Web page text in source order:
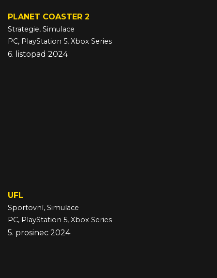
PLANET COASTER 2
Strategie, Simulace
PC, PlayStation 5, Xbox Series
6. listopad 2024
UFL
Sportovní, Simulace
PC, PlayStation 5, Xbox Series
5. prosinec 2024